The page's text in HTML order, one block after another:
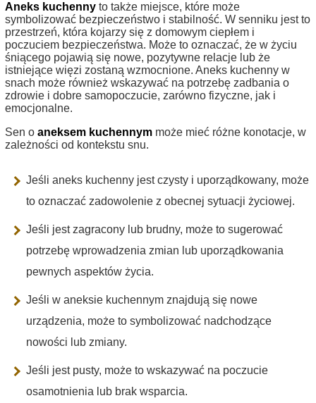
Aneks kuchenny to także miejsce, które może
symbolizować bezpieczeństwo i stabilność. W senniku jest to
przestrzeń, która kojarzy się z domowym ciepłem i
poczuciem bezpieczeństwa. Może to oznaczać, że w życiu
śniącego pojawią się nowe, pozytywne relacje lub że
istniejące więzi zostaną wzmocnione. Aneks kuchenny w
snach może również wskazywać na potrzebę zadbania o
zdrowie i dobre samopoczucie, zarówno fizyczne, jak i
emocjonalne.
Sen o aneksem kuchennym może mieć różne konotacje, w
zależności od kontekstu snu.
Jeśli aneks kuchenny jest czysty i uporządkowany, może
to oznaczać zadowolenie z obecnej sytuacji życiowej.
Jeśli jest zagracony lub brudny, może to sugerować
potrzebę wprowadzenia zmian lub uporządkowania
pewnych aspektów życia.
Jeśli w aneksie kuchennym znajdują się nowe
urządzenia, może to symbolizować nadchodzące
nowości lub zmiany.
Jeśli jest pusty, może to wskazywać na poczucie
osamotnienia lub brak wsparcia.